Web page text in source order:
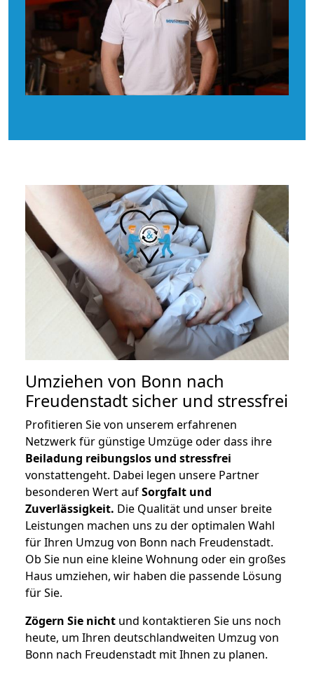
Umziehen von Bonn nach
Freudenstadt sicher und stressfrei
Profitieren Sie von unserem erfahrenen
Netzwerk für günstige Umzüge oder dass ihre
Beiladung reibungslos und stressfrei
vonstattengeht. Dabei legen unsere Partner
besonderen Wert aufSorgfalt und
Zuverlässigkeit. Die Qualität und unser breite
Leistungen machen uns zu der optimalen Wahl
für Ihren Umzug von Bonn nach Freudenstadt.
Ob Sie nun eine kleine Wohnung oder ein großes
Haus umziehen, wir haben die passende Lösung
für Sie.
Zögern Sie nicht und kontaktieren Sie uns noch
heute, um Ihren deutschlandweiten Umzug von
Bonn nach Freudenstadt mit Ihnen zu planen.